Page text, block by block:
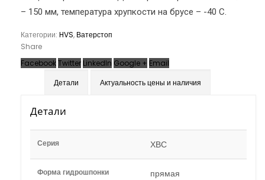
– 150 мм, температура хрупкости на брусе – -40 С.
Категории: HVS, Ватерстоп
Share
FacebookTwitter LinkedIn Google + Email
Детали
Актуальность цены и наличия
Детали
Серия ХВС
Форма гидрошпонки прямая